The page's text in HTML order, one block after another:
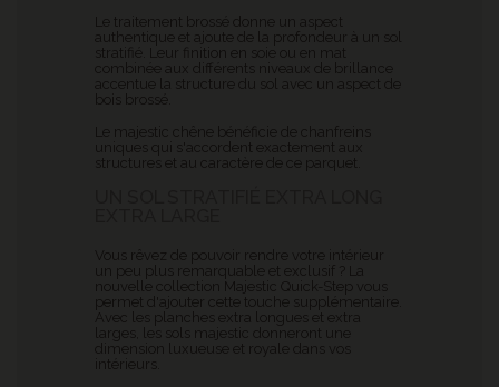
Le traitement brossé donne un aspect
authentique et ajoute de la profondeur à un sol
stratifié. Leur finition en soie ou en mat
combinée aux différents niveaux de brillance
accentue la structure du sol avec un aspect de
Le majestic chêne bénéficie de chanfreins
uniques qui s'accordent exactement aux
structures et au caractère de ce parquet.
Vous rêvez de pouvoir rendre votre intérieur
un peu plus remarquable et exclusif ? La
nouvelle collection Majestic Quick-Step vous
permet d'ajouter cette touche supplémentaire.
Avec les planches extra longues et extra
larges, les sols majestic donneront une
dimension luxueuse et royale dans vos
intérieurs.